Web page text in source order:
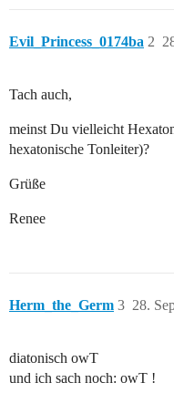
Evil_Princess_0174ba 2
Tach auch,
meinst Du vielleicht
hexatonische Tonleiter)?
Grüße
Renee
Herm_the_Germ 28.
3
diatonisch owT
und ich sach noch: owT !